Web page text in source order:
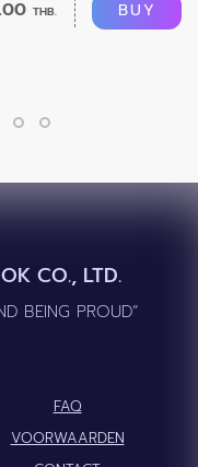
THB. BUY
CO., LTD.
BEING PROUD”
FAQ
VOORWAARDEN